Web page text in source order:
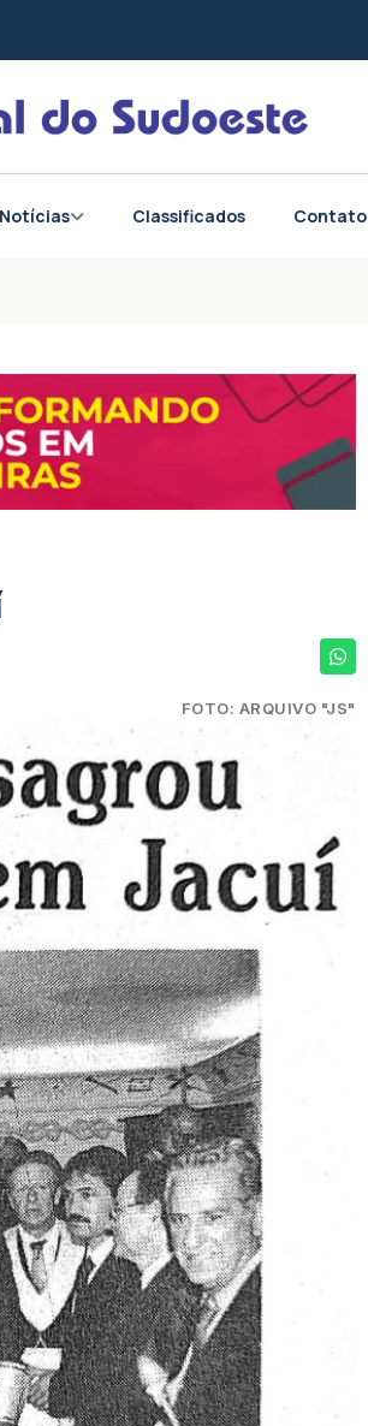
Notícias Classificados Contato
FOTO: ARQUIVO "JS"